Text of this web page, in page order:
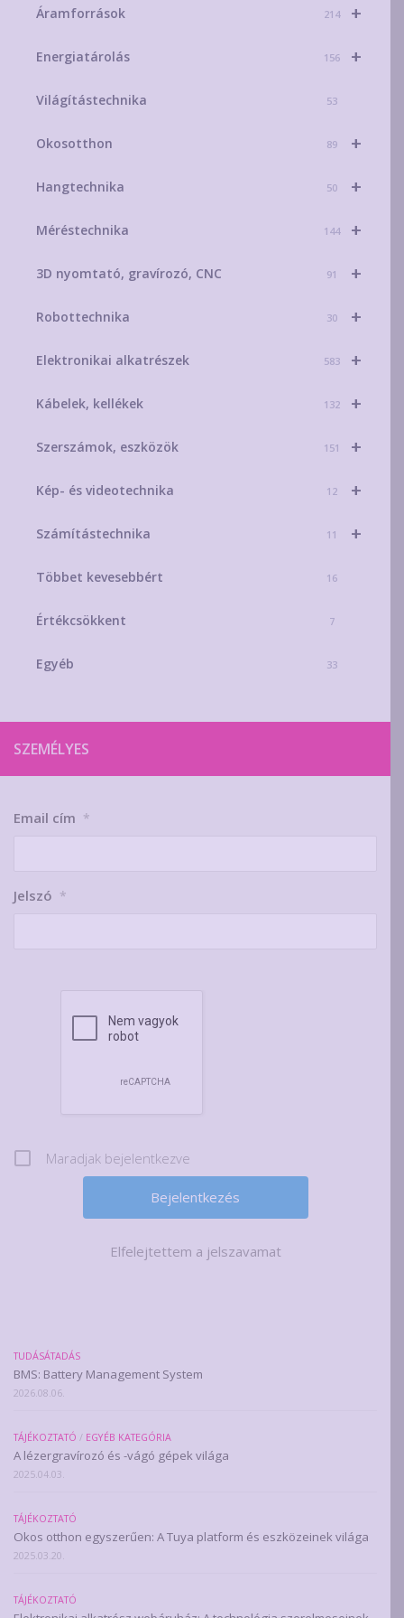
+
Áramforrások 214
+
Energiatárolás 156
Világítástechnika 53
+
Okosotthon 89
+
Hangtechnika 50
+
Méréstechnika 144
+
3D nyomtató, gravírozó, CNC 91
+
Robottechnika 30
+
Elektronikai alkatrészek 583
+
Kábelek, kellékek 132
+
Szerszámok, eszközök 151
+
Kép- és videotechnika 12
+
Számítástechnika 11
Többet kevesebbért 16
Értékcsökkent 7
Egyéb 33
SZEMÉLYES
Email cím *
Jelszó *
Maradjak bejelentkezve
Elfelejtettem a jelszavamat
TUDÁSÁTADÁS
BMS: Battery Management System
2026.08.06.
TÁJÉKOZTATÓ / EGYÉB KATEGÓRIA
A lézergravírozó és -vágó gépek világa
2025.04.03.
TÁJÉKOZTATÓ
Okos otthon egyszerűen: A Tuya platform és eszközeinek világa
2025.03.20.
TÁJÉKOZTATÓ